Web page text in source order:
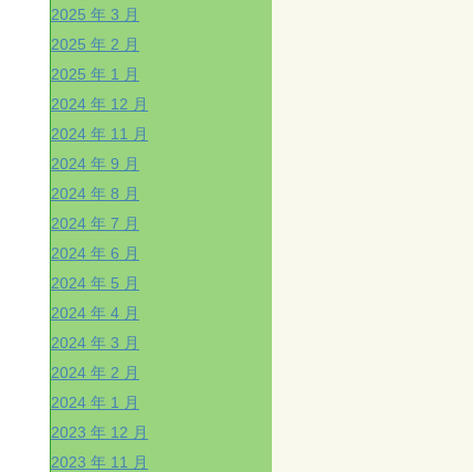
2025 年 3 月
2025 年 2 月
2025 年 1 月
2024 年 12 月
2024 年 11 月
2024 年 9 月
2024 年 8 月
2024 年 7 月
2024 年 6 月
2024 年 5 月
2024 年 4 月
2024 年 3 月
2024 年 2 月
2024 年 1 月
2023 年 12 月
2023 年 11 月